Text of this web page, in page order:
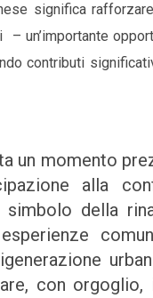
significa
un’importante
contributi
un momento
alla
della
con